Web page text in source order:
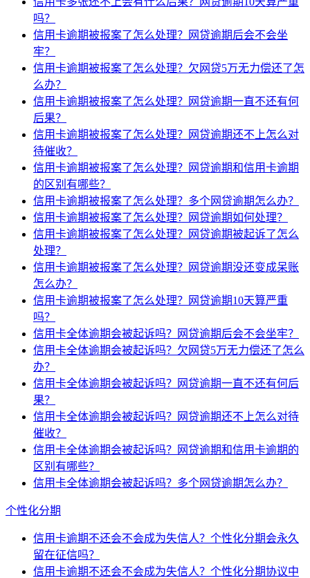
吗？
信用卡逾期被报案了怎么处理？网贷逾期后会不会坐
牢？
信用卡逾期被报案了怎么处理？欠网贷5万无力偿还了怎
么办？
信用卡逾期被报案了怎么处理？网贷逾期一直不还有何
后果？
信用卡逾期被报案了怎么处理？网贷逾期还不上怎么对
待催收？
信用卡逾期被报案了怎么处理？网贷逾期和信用卡逾期
的区别有哪些？
信用卡逾期被报案了怎么处理？多个网贷逾期怎么办？
信用卡逾期被报案了怎么处理？网贷逾期如何处理？
信用卡逾期被报案了怎么处理？网贷逾期被起诉了怎么
处理？
信用卡逾期被报案了怎么处理？网贷逾期没还变成呆账
怎么办？
信用卡逾期被报案了怎么处理？网贷逾期10天算严重
吗？
信用卡全体逾期会被起诉吗？网贷逾期后会不会坐牢？
信用卡全体逾期会被起诉吗？欠网贷5万无力偿还了怎么
办？
信用卡全体逾期会被起诉吗？网贷逾期一直不还有何后
果？
信用卡全体逾期会被起诉吗？网贷逾期还不上怎么对待
催收？
信用卡全体逾期会被起诉吗？网贷逾期和信用卡逾期的
区别有哪些？
信用卡全体逾期会被起诉吗？多个网贷逾期怎么办？
个性化分期
信用卡逾期不还会不会成为失信人？个性化分期会永久
留在征信吗？
信用卡逾期不还会不会成为失信人？个性化分期协议中